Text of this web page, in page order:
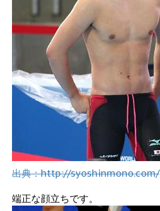
出典：http://syoshinmono.com/
端正な顔立ちです。